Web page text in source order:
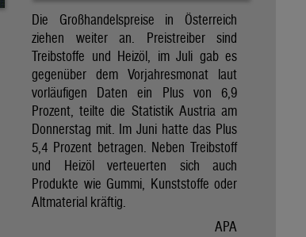
Die Großhandelspreise in Österreich
ziehen weiter an. Preistreiber sind
Treibstoffe und Heizöl, im Juli gab es
gegenüber dem Vorjahresmonat laut
vorläufigen Daten ein Plus von 6,9
Prozent, teilte die Statistik Austria am
Donnerstag mit. Im Juni hatte das Plus
5,4 Prozent betragen. Neben Treibstoff
und Heizöl verteuerten sich auch
Produkte wie Gummi, Kunststoffe oder
Altmaterial kräftig.
APA